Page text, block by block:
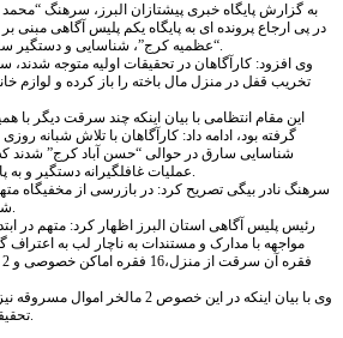
به گزارش پایگاه خبری پیشتازان البرز، سرهنگ “محمد
در پی ارجاع پرونده ای به پایگاه یکم پلیس آگاهی
“عظمیه کرج”، شناسایی و دستگیر سارقان در دستور کار قرار گرفت.
وی افزود: کارآگاهان در تحقیقات اولیه متوجه
تخریب قفل در منزل مال باخته را باز کرده و لوازم
این مقام انتظامی با بیان اینکه چند سرقت دیگر
گرفته بود، ادامه داد: کارآگاهان با تلاش شبانه
شناسایی سارق در حوالی “حسن آباد کرج” شدند
عملیات غافلگیرانه دستگیر و به پایگاه یکم پلیس آگاهی منتقل شد.
سرهنگ نادر بیگی تصریح کرد: در بازرسی از مخفیگاه
شد که به پلیس آگاهی منتقل شدند.
رئیس پلیس آگاهی استان البرز اظهار کرد: متهم در
وی با بیان اینکه در این خصوص 2
تحقیقات بر روی این پرونده ادامه دارد.